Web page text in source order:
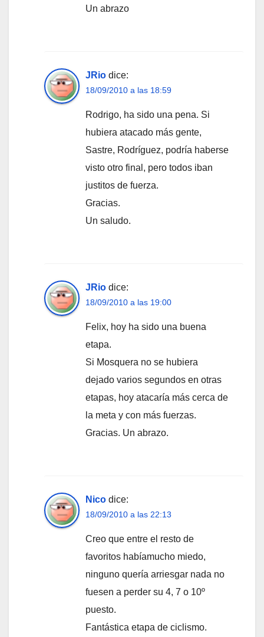
Un abrazo
JRio dice:
18/09/2010 a las 18:59
Rodrigo, ha sido una pena. Si
hubiera atacado más gente,
Sastre, Rodríguez, podría haberse
visto otro final, pero todos iban
justitos de fuerza.
Gracias.
Un saludo.
JRio dice:
18/09/2010 a las 19:00
Felix, hoy ha sido una buena
etapa.
Si Mosquera no se hubiera
dejado varios segundos en otras
etapas, hoy atacaría más cerca de
la meta y con más fuerzas.
Gracias. Un abrazo.
Nico dice:
18/09/2010 a las 22:13
Creo que entre el resto de
favoritos habíamucho miedo,
ninguno quería arriesgar nada no
fuesen a perder su 4, 7 o 10º
puesto.
Fantástica etapa de ciclismo.